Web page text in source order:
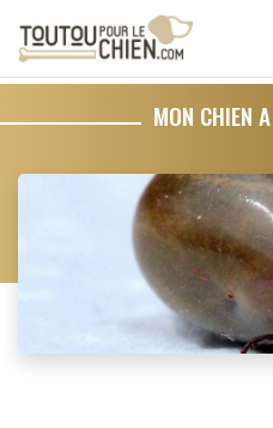
MON CHIEN